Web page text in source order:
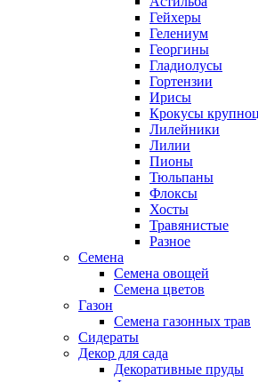
Гейхеры
Гелениум
Георгины
Гладиолусы
Гортензии
Ирисы
Крокусы
Лилейники
Лилии
Пионы
Тюльпаны
Флоксы
Хосты
Травянистые
Разное
Семена
Семена овощей
Семена цветов
Газон
Семена газонных трав
Сидераты
Декор для сада
Декоративные пруды